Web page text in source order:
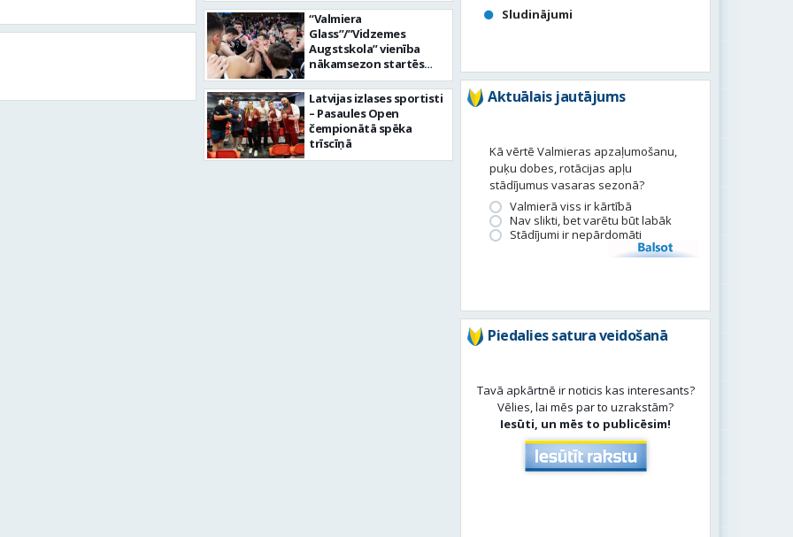
“Valmiera
Glass”/”Vidzemes
Augstskola” vienība
nākamsezon startēs
FIBA Eiropas kausā
Latvijas izlases sportisti
– Pasaules Open
čempionātā spēka
trīscīņā
Sludinājumi
Aktuālais jautājums
Kā vērtē Valmieras apzaļumošanu,
puķu dobes, rotācijas apļu
stādījumus vasaras sezonā?
Valmierā viss ir kārtībā
Nav slikti, bet varētu būt labāk
Stādījumi ir nepārdomāti
Balsot
Piedalies satura veidošanā
Tavā apkārtnē ir noticis kas interesants?
Vēlies, lai mēs par to uzrakstām?
Iesūti, un mēs to publicēsim!